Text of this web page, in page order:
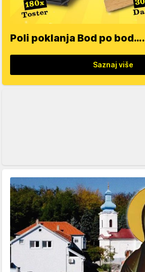
Poli poklanja Bod po bod….
Saznaj više